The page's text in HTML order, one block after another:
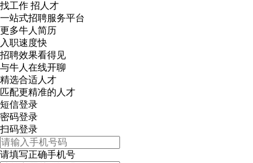
找工作 招人才
一站式招聘服务平台
更多牛人简历
入职速度快
招聘效果看得见
与牛人在线开聊
精选合适人才
匹配更精准的人才
短信登录
密码登录
扫码登录
请填写正确手机号